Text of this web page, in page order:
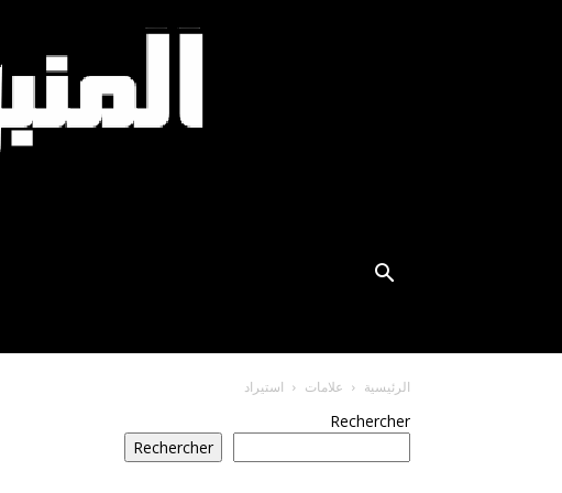
الرئيسية علامات استيراد
Rechercher
Rechercher